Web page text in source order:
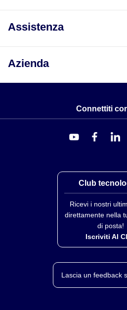
Assistenza
Azienda
Connettiti
Club
Ricevi i nostri
direttamente nella
di posta!
Iscriviti Al
Lascia un feedback